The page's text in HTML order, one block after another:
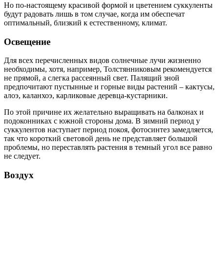
Но по-настоящему красивой формой и цветением суккуленты
будут радовать лишь в том случае, когда им обеспечат
оптимальный, близкий к естественному, климат.
Освещение
Для всех перечисленных видов солнечные лучи жизненно
необходимы, хотя, например, Толстянниковым рекомендуется
не прямой, а слегка рассеянный свет. Палящий зной
предпочитают пустынные и горные виды растений – кактусы,
алоэ, каланхоэ, карликовые деревца-кустарники.
По этой причине их желательно выращивать на балконах и
подоконниках с южной стороны дома. В зимний период у
суккулентов наступает период покоя, фотосинтез замедляется,
так что короткий световой день не представляет большой
проблемы, но переставлять растения в темный угол все равно
не следует.
Воздух